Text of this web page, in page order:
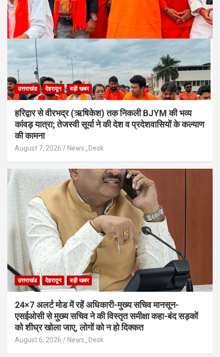
उत्तराखंड देहरादून बड़ी खबर
​हरिद्वार से वीरभद्र (ऋषिकेश) तक निकली BJYM की भव्य
कांवड़ यात्रा; तेजस्वी सूर्या ने की देश व प्रदेशवासियों के कल्याण
की कामना
August 7, 2026 News_Desk
उत्तराखंड देहरादून बड़ी खबर
24×7 अलर्ट मोड में रहें अधिकारी-मुख्य सचिव मानसून-
एसईओसी से मुख्य सचिव ने की विस्तृत समीक्षा कहा-बंद सड़कों
को शीघ्र खोला जाए, लोगों को न हो दिक्कत
August 6, 2026 News_Desk